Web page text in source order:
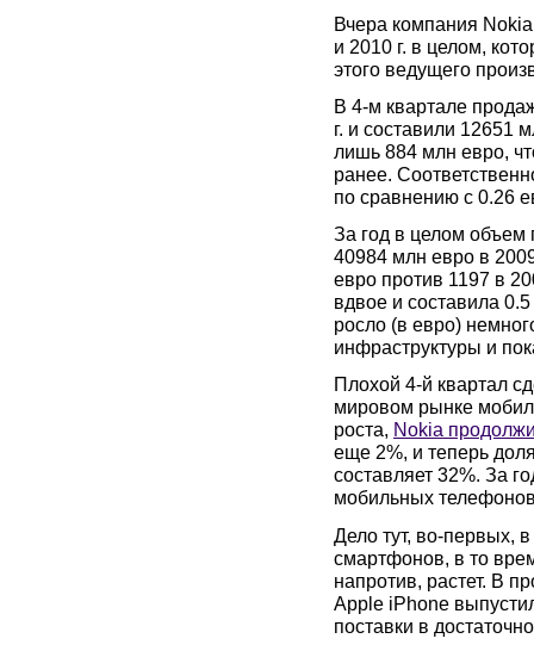
Вчера компания
и 2010 г. в целом,
этого ведущего
В 4-м квартале
г. и составили 12651
лишь 884 млн евро,
ранее.
по сравнению с 0.26
За год в целом объем
40984 млн евро в
евро против 1197 в
вдвое и составила
росло (в евро)
инфраструктуры и
Плохой 4-й квартал
мировом рынке
роста, Nokia
еще 2%, и теперь
составляет 32%. За
мобильных
Дело тут, во-первых,
смартфонов, в то
напротив, растет. В
Apple iPhone
поставки в